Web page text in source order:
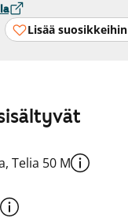
Lisää suosikkeihin
Telia 50 M